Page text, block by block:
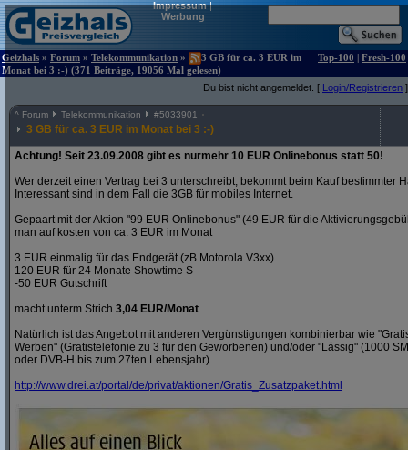
Impressum|
Werbung
Geizhals » Forum » Telekommunikation »
3 GB für ca. 3 EUR im
Monat bei 3 :-) (371 Beiträge, 19056 Mal gelesen)
Top-100 | Fresh-100
Du bist nicht angemeldet. [ Login/Registrieren ]
^ Forum Telekommunikation #5033901
3 GB für ca. 3 EUR im Monat bei 3 :-)
Achtung! Seit 23.09.2008 gibt es nurmehr 10 EUR Onlinebonus statt 50!
Wer derzeit einen Vertrag bei 3 unterschreibt, bekommt beim Kauf bestimmter
Interessant sind in dem Fall die 3GB für mobiles Internet.
Gepaart mit der Aktion "99 EUR Onlinebonus" (49 EUR für die
man auf kosten von ca. 3 EUR im Monat
3 EUR einmalig für das Endgerät (zB Motorola V3xx)
120 EUR für 24 Monate Showtime S
-50 EUR Gutschrift
macht unterm Strich 3,04 EUR/Monat
Natürlich ist das Angebot mit anderen Vergünstigungen kombinierbar wie
Werben" (Gratistelefonie zu 3 für den Geworbenen) und/oder "Lässig" (1000
oder DVB-H bis zum 27ten Lebensjahr)
http://www.drei.at/portal/de/privat/aktionen/Gratis_Zusatzpaket.html